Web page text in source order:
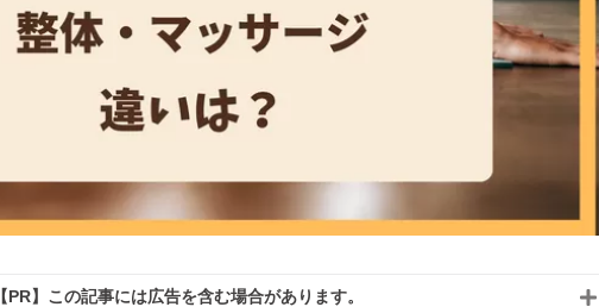
【PR】この記事には広告を含む場合があります。